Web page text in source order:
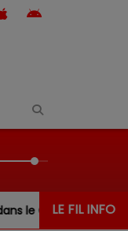
LE FIL INFO
sauf au-dessus